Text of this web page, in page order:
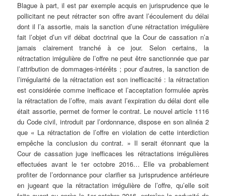
Blague à part, il est par exemple acquis en jurisprudence que le
pollicitant ne peut rétracter son offre avant l’écoulement du délai
dont il l’a assortie, mais la sanction d’une rétractation irrégulière
fait l’objet d’un vif débat doctrinal que la Cour de cassation n’a
jamais clairement tranché à ce jour. Selon certains, la
rétractation irrégulière de l’offre ne peut être sanctionnée que par
l’attribution de dommages-intérêts ; pour d’autres, la sanction de
l’irrégularité de la rétractation est son inefficacité : la rétractation
est considérée comme inefficace et l’acceptation formulée après
la rétractation de l’offre, mais avant l’expiration du délai dont elle
était assortie, permet de former le contrat. Le nouvel article 1116
du Code civil, introduit par l’ordonnance, dispose en son alinéa 2
que « La rétractation de l’offre en violation de cette interdiction
empêche la conclusion du contrat. » Il serait étonnant que la
Cour de cassation juge inefficaces les rétractations irrégulières
effectuées avant le 1er octobre 2016… Elle va probablement
profiter de l’ordonnance pour clarifier sa jurisprudence antérieure
en jugeant que la rétractation irrégulière de l’offre, qu’elle soit